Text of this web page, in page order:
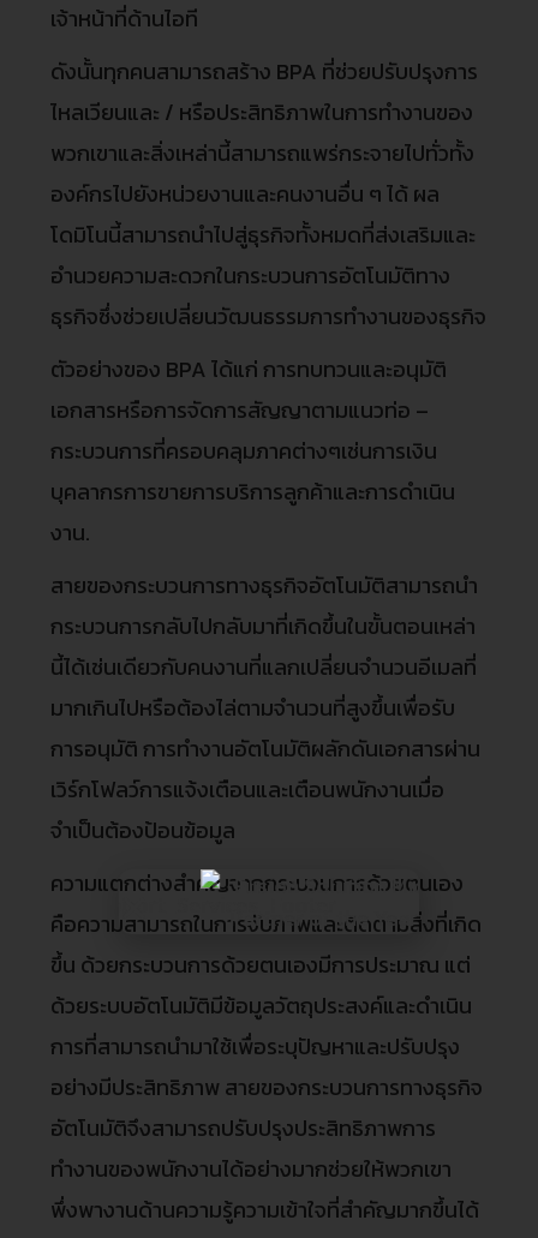
เจ้าหน้าที่ด้านไอที
ดังนั้นทุกคนสามารถสร้าง BPA ที่ช่วยปรับปรุงการ
ไหลเวียนและ / หรือประสิทธิภาพในการทำงานของ
พวกเขาและสิ่งเหล่านี้สามารถแพร่กระจายไปทั่วทั้ง
องค์กรไปยังหน่วยงานและคนงานอื่น ๆ ได้ ผล
โดมิโนนี้สามารถนำไปสู่ธุรกิจทั้งหมดที่ส่งเสริมและ
อำนวยความสะดวกในกระบวนการอัตโนมัติทาง
ธุรกิจซึ่งช่วยเปลี่ยนวัฒนธรรมการทำงานของธุรกิจ
ตัวอย่างของ BPA ได้แก่ การทบทวนและอนุมัติ
เอกสารหรือการจัดการสัญญาตามแนวท่อ –
กระบวนการที่ครอบคลุมภาคต่างๆเช่นการเงิน
บุคลากรการขายการบริการลูกค้าและการดำเนิน
งาน.
สายของกระบวนการทางธุรกิจอัตโนมัติสามารถนำ
กระบวนการกลับไปกลับมาที่เกิดขึ้นในขั้นตอนเหล่า
นี้ได้เช่นเดียวกับคนงานที่แลกเปลี่ยนจำนวนอีเมลที่
มากเกินไปหรือต้องไล่ตามจำนวนที่สูงขึ้นเพื่อรับ
การอนุมัติ การทำงานอัตโนมัติผลักดันเอกสารผ่าน
เวิร์กโฟลว์การแจ้งเตือนและเตือนพนักงานเมื่อ
จำเป็นต้องป้อนข้อมูล
ความแตกต่างสำคัญจากกระบวนการด้วยตนเอง
คือความสามารถในการจับภาพและติดตามสิ่งที่เกิด
ขึ้น ด้วยกระบวนการด้วยตนเองมีการประมาณ แต่
ด้วยระบบอัตโนมัติมีข้อมูลวัตถุประสงค์และดำเนิน
การที่สามารถนำมาใช้เพื่อระบุปัญหาและปรับปรุง
อย่างมีประสิทธิภาพ สายของกระบวนการทางธุรกิจ
อัตโนมัติจึงสามารถปรับปรุงประสิทธิภาพการ
ทำงานของพนักงานได้อย่างมากช่วยให้พวกเขา
พึ่งพางานด้านความรู้ความเข้าใจที่สำคัญมากขึ้นได้